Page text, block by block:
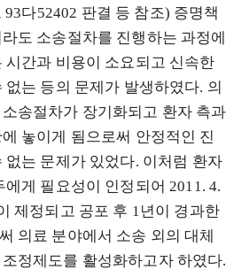
93다52402 판결 등 참조) 증명책
도 소송절차를 진행하는 과정에
시간과 비용이 소요되고 신속한
는 등의 문제가 발생하였다. 의
송절차가 장기화되고 환자 측과
놓이게 됨으로써 안정적인 진
없는 문제가 있었다. 이처럼 환자
게 필요성이 인정되어 2011. 4.
제정되고 공포 후 1년이 경과한
의료 분야에서 소송 외의 대체
정제도를 활성화하고자 하였다.